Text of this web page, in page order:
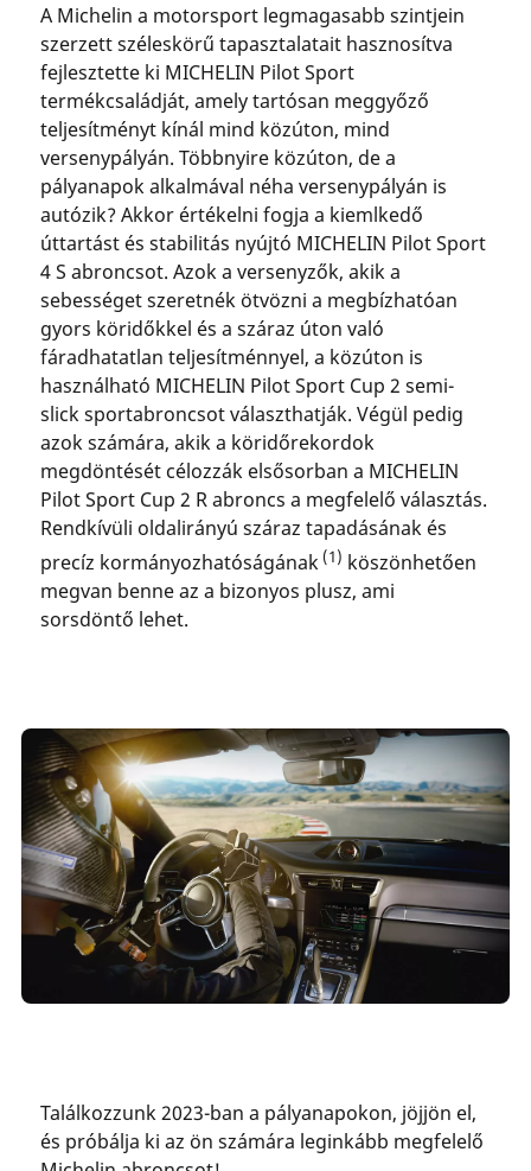
A Michelin a motorsport legmagasabb szintjein
szerzett széleskörű tapasztalatait hasznosítva
fejlesztette ki MICHELIN Pilot Sport
termékcsaládját, amely tartósan meggyőző
teljesítményt kínál mind közúton, mind
versenypályán. Többnyire közúton, de a
pályanapok alkalmával néha versenypályán is
autózik? Akkor értékelni fogja a kiemlkedő
úttartást és stabilitás nyújtó MICHELIN Pilot Sport
4 S abroncsot. Azok a versenyzők, akik a
sebességet szeretnék ötvözni a megbízhatóan
gyors köridőkkel és a száraz úton való
fáradhatatlan teljesítménnyel, a közúton is
használható MICHELIN Pilot Sport Cup 2 semi-
slick sportabroncsot választhatják. Végül pedig
azok számára, akik a köridőrekordok
megdöntését célozzák elsősorban a MICHELIN
Pilot Sport Cup 2 R abroncs a megfelelő választás.
Rendkívüli oldalirányú száraz tapadásának és
precíz kormányozhatóságának (1) köszönhetően
megvan benne az a bizonyos plusz, ami
sorsdöntő lehet.
Találkozzunk 2023-ban a pályanapokon, jöjjön el,
és próbálja ki az ön számára leginkább megfelelő